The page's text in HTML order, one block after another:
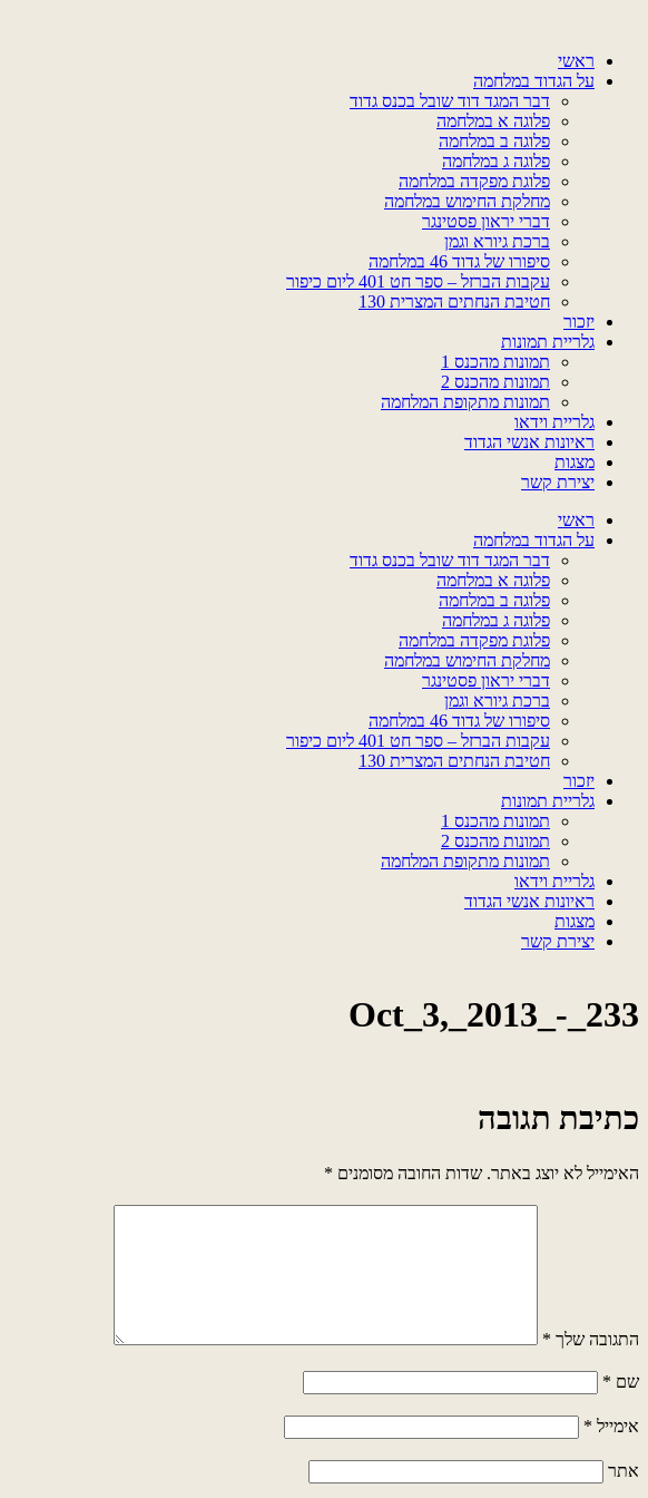
ראשי
על הגדוד במלחמה
דבר המגד דוד שובל בכנס גדוד
פלוגה א במלחמה
פלוגה ב במלחמה
פלוגה ג במלחמה
פלוגת מפקדה במלחמה
מחלקת החימוש במלחמה
דברי יראון פסטינגר
ברכת גיורא וגמן
סיפורו של גדוד 46 במלחמה
עקבות הברזל – ספר חט 401 ליום כיפור
חטיבת הנחתים המצרית 130
יזכור
גלריית תמונות
תמונות מהכנס 1
תמונות מהכנס 2
תמונות מתקופת המלחמה
גלריית וידאו
ראיונות אנשי הגדוד
מצגות
יצירת קשר
ראשי
על הגדוד במלחמה
דבר המגד דוד שובל בכנס גדוד
פלוגה א במלחמה
פלוגה ב במלחמה
פלוגה ג במלחמה
פלוגת מפקדה במלחמה
מחלקת החימוש במלחמה
דברי יראון פסטינגר
ברכת גיורא וגמן
סיפורו של גדוד 46 במלחמה
עקבות הברזל – ספר חט 401 ליום כיפור
חטיבת הנחתים המצרית 130
יזכור
גלריית תמונות
תמונות מהכנס 1
תמונות מהכנס 2
תמונות מתקופת המלחמה
גלריית וידאו
ראיונות אנשי הגדוד
מצגות
יצירת קשר
Oct_3,_2013_-_233
כתיבת תגובה
האימייל לא יוצג באתר. שדות החובה מסומנים *
התגובה שלך *
שם *
אימייל *
אתר